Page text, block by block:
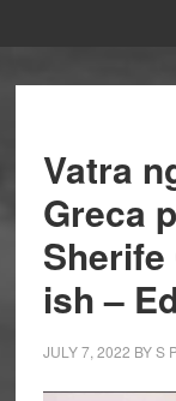
Vatra
Greca
ish –
JULY 7, 2022 BYS